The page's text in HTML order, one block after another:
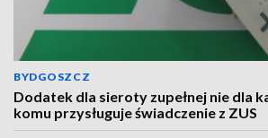
BYDGOSZCZ
Dodatek dla sieroty zupełnej nie dla
komu przysługuje świadczenie z ZUS